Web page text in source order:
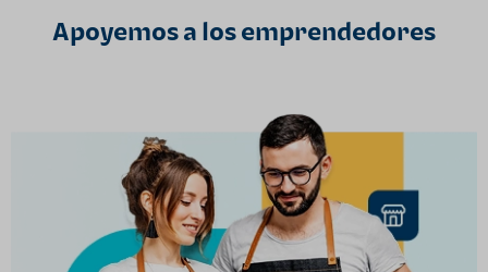
Apoyemos a los emprendedores​